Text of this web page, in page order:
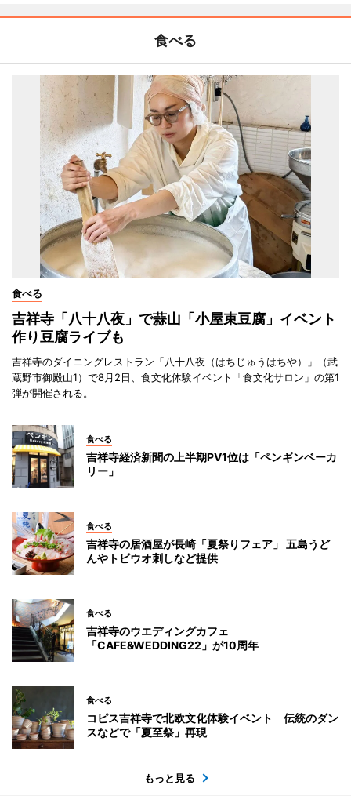
食べる
食べる
吉祥寺「八十八夜」で蒜山「小屋束豆腐」イベント
作り豆腐ライブも
吉祥寺のダイニングレストラン「八十八夜（はちじゅうはちや）」（武
蔵野市御殿山1）で8月2日、食文化体験イベント「食文化サロン」の第1
弾が開催される。
食べる
吉祥寺経済新聞の上半期PV1位は「ペンギンベーカ
リー」
食べる
吉祥寺の居酒屋が長崎「夏祭りフェア」 五島うど
んやトビウオ刺しなど提供
食べる
吉祥寺のウエディングカフェ
「CAFE&WEDDING22」が10周年
食べる
コピス吉祥寺で北欧文化体験イベント 伝統のダン
スなどで「夏至祭」再現
もっと見る